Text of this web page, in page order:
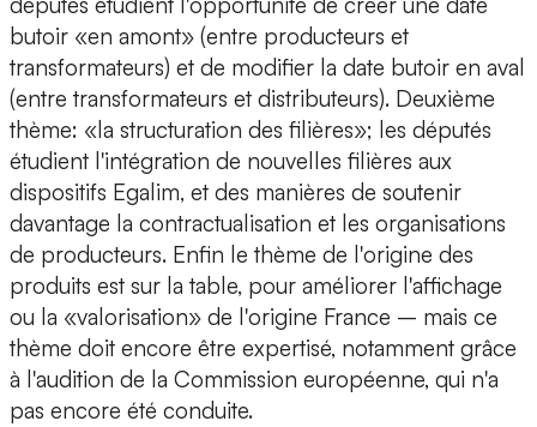
butoir «en amont» (entre producteurs et
transformateurs) et de modifier la date butoir en aval
(entre transformateurs et distributeurs). Deuxième
thème: «la structuration des filières»; les députés
étudient l'intégration de nouvelles filières aux
dispositifs Egalim, et des manières de soutenir
davantage la contractualisation et les organisations
de producteurs. Enfin le thème de l'origine des
produits est sur la table, pour améliorer l'affichage
ou la «valorisation» de l'origine France – mais ce
thème doit encore être expertisé, notamment grâce
à l'audition de la Commission européenne, qui n'a
pas encore été conduite.